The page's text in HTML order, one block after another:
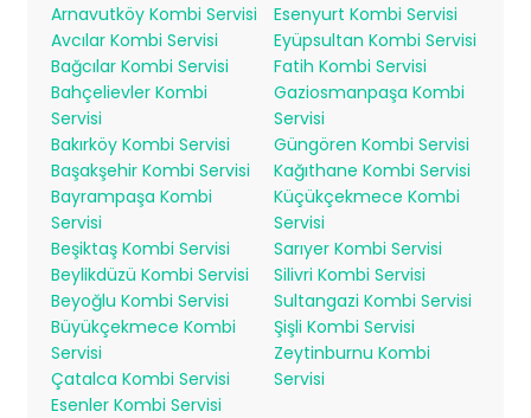
Arnavutköy Kombi Servisi
Avcılar Kombi Servisi
Bağcılar Kombi Servisi
Bahçelievler Kombi
Servisi
Bakırköy Kombi Servisi
Başakşehir Kombi Servisi
Bayrampaşa Kombi
Servisi
Beşiktaş Kombi Servisi
Beylikdüzü Kombi Servisi
Beyoğlu Kombi Servisi
Büyükçekmece Kombi
Servisi
Çatalca Kombi Servisi
Esenler Kombi Servisi
Esenyurt Kombi Servisi
Eyüpsultan Kombi Servisi
Fatih Kombi Servisi
Gaziosmanpaşa Kombi
Servisi
Güngören Kombi Servisi
Kağıthane Kombi Servisi
Küçükçekmece Kombi
Servisi
Sarıyer Kombi Servisi
Silivri Kombi Servisi
Sultangazi Kombi Servisi
Şişli Kombi Servisi
Zeytinburnu Kombi
Servisi